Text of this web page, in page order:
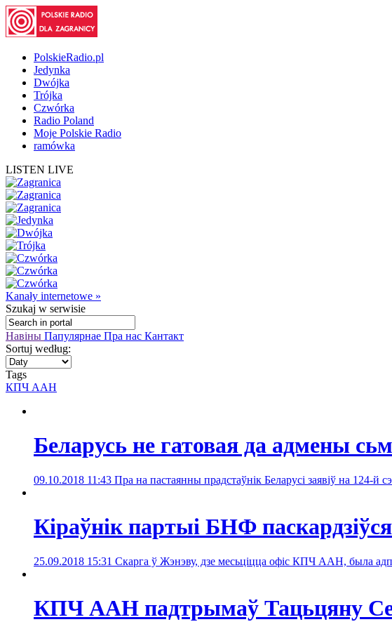
PolskieRadio.pl
Jedynka
Dwójka
Trójka
Czwórka
Radio Poland
Moje Polskie Radio
ramówka
LISTEN LIVE
Kanały internetowe »
Szukaj w serwisie
Навіны Папулярнае Пра нас Кантакт
Sortuj według:
Tags
КПЧ ААН
Беларусь не гатовая да адмены
09.10.2018 11:43 Пра на пастаянны прадстаўнік Беларусі заявіў на 124-
Кіраўнік партыі БНФ
25.09.2018 15:31 Скарга ў Жэнэву, дзе месьціцца офіс КПЧ ААН, была
КПЧ ААН падтрымаў Тацьцяну